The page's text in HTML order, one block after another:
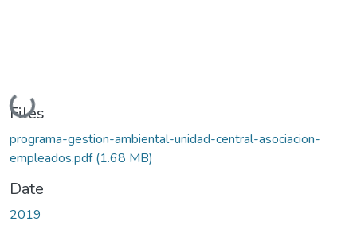
Loading...
Files
programa-gestion-ambiental-unidad-central-asociacion-
empleados.pdf(1.68 MB)
Date
2019